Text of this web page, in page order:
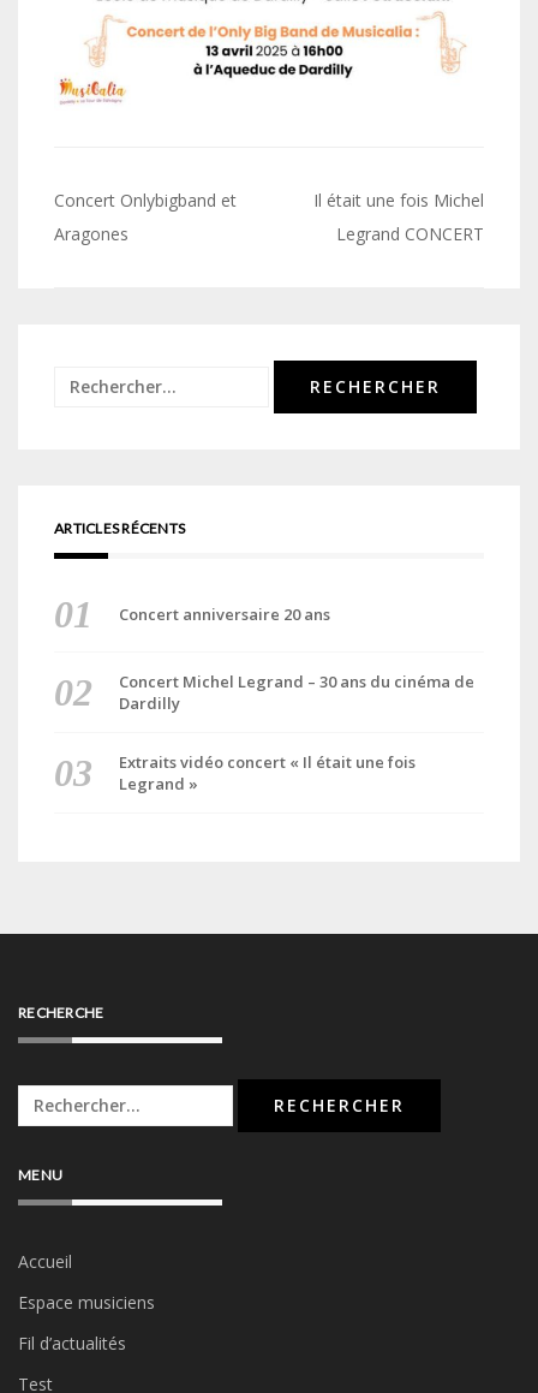
Navigation
de
Concert Onlybigband et
Aragones
Il était une fois Michel
Legrand CONCERT
Rechercher :
ARTICLES RÉCENTS
Concert anniversaire 20 ans
Concert Michel Legrand – 30 ans du cinéma de
Dardilly
Extraits vidéo concert « Il était une fois
Legrand »
RECHERCHE
Rechercher :
MENU
Accueil
Espace musiciens
Fil d’actualités
Test